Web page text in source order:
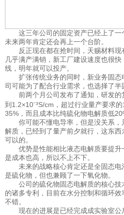
这三年公司的固定资产已经上了一
未来两年肯定还会再上一个台阶。
反正现在都在抢时间，天赐材料现
几乎满产满销，新工厂建设速度也很
线，明年就可以投产。
扩张传统业务的同时，新业务固态
司可能为了配合行业需求，也选择了半
前两个月公司发布了通知，研发的
到1.2×10⁻³S/cm，超过行业量产要求
35%，而且成本比纯硫化物电解质低
你可能不懂电导率，但是没关系，
解质，已经到了量产前夕就行，这东
可以的。
优势是性能相比液态电解质要提升
是成本也高，所以不上不下。
未来的战略核心肯定还是全固态电
是硫化物，但也兼顾了一下氧化物。
公司的硫化物固态电解质的核心技
的诸多专利，目前在水分控制和循环
不错。
现在的进展是已经完成成实验室公